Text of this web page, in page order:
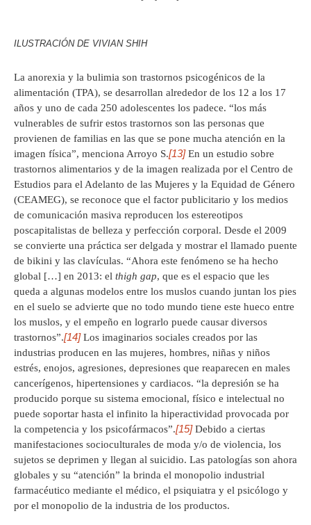
ILUSTRACIÓN DE VIVIAN SHIH
La anorexia y la bulimia son trastornos psicogénicos de la
alimentación (TPA), se desarrollan alrededor de los 12 a los 17
años y uno de cada 250 adolescentes los padece. “los más
vulnerables de sufrir estos trastornos son las personas que
provienen de familias en las que se pone mucha atención en la
imagen física”, menciona Arroyo S.[13]En un estudio sobre
trastornos alimentarios y de la imagen realizada por el Centro de
Estudios para el Adelanto de las Mujeres y la Equidad de Género
(CEAMEG), se reconoce que el factor publicitario y los medios
de comunicación masiva reproducen los estereotipos
poscapitalistas de belleza y perfección corporal. Desde el 2009
se convierte una práctica ser delgada y mostrar el llamado puente
de bikini y las clavículas. “Ahora este fenómeno se ha hecho
global […] en 2013: el thigh gap, que es el espacio que les
queda a algunas modelos entre los muslos cuando juntan los pies
en el suelo se advierte que no todo mundo tiene este hueco entre
los muslos, y el empeño en lograrlo puede causar diversos
trastornos”.[14]Los imaginarios sociales creados por las
industrias producen en las mujeres, hombres, niñas y niños
estrés, enojos, agresiones, depresiones que reaparecen en males
cancerígenos, hipertensiones y cardiacos. “la depresión se ha
producido porque su sistema emocional, físico e intelectual no
puede soportar hasta el infinito la hiperactividad provocada por
la competencia y los psicofármacos”.[15]Debido a ciertas
manifestaciones socioculturales de moda y/o de violencia, los
sujetos se deprimen y llegan al suicidio. Las patologías son ahora
globales y su “atención” la brinda el monopolio industrial
farmacéutico mediante el médico, el psiquiatra y el psicólogo y
por el monopolio de la industria de los productos.